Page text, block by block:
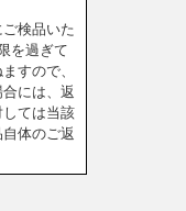
検品いた
を過ぎて
すので、
には、返
ては当該
体のご返